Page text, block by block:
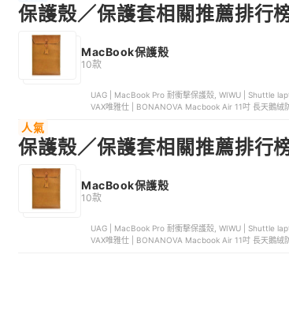
保護殼／保護套相關推薦排行
MacBook保護殼
10款
UAG | MacBook Pro 耐衝擊保護殼, WIWU | Shuttle laptop bag 防潑水手提電腦包, 澳洲STM | Hynt MacBook Pro 透明抗摔保護殼,
VAX唯雅仕 | BONANOVA Macbook Air 11吋 長
人氣
保護殼／保護套相關推薦排行
MacBook保護殼
10款
UAG | MacBook Pro 耐衝擊保護殼, WIWU | Shuttle laptop bag 防潑水手提電腦包, 澳洲STM | Hynt MacBook Pro 透明抗摔保護殼,
VAX唯雅仕 | BONANOVA Macbook Air 11吋 長